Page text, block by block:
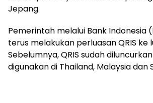
Jepang.
Pemerintah melalui Bank Indonesia
terus melakukan perluasan QRIS ke
Sebelumnya, QRIS sudah
digunakan di Thailand, Malaysia dan